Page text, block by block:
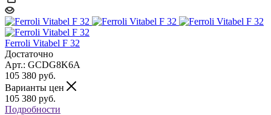
Ferroli Vitabel F 32
Достаточно
Арт.: GCDG8K6A
105 380 руб.
Варианты цен
105 380 руб.
Подробности